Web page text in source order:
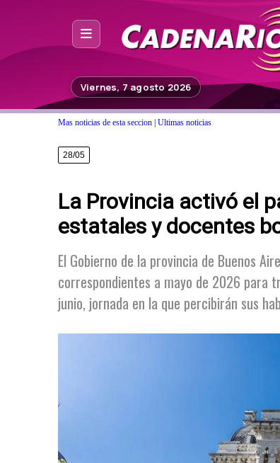
Noticias
Fuera de Foco
Programación
Contacto
Viernes, 7 agosto 2026
Mas noticias de esta seccion Ultimas noticias
28/05
La Provincia activó el
estatales y docentes
El Gobierno de la provincia de Buenos
correspondientes a mayo de 2026 para
junio, jornada en la que percibirán sus